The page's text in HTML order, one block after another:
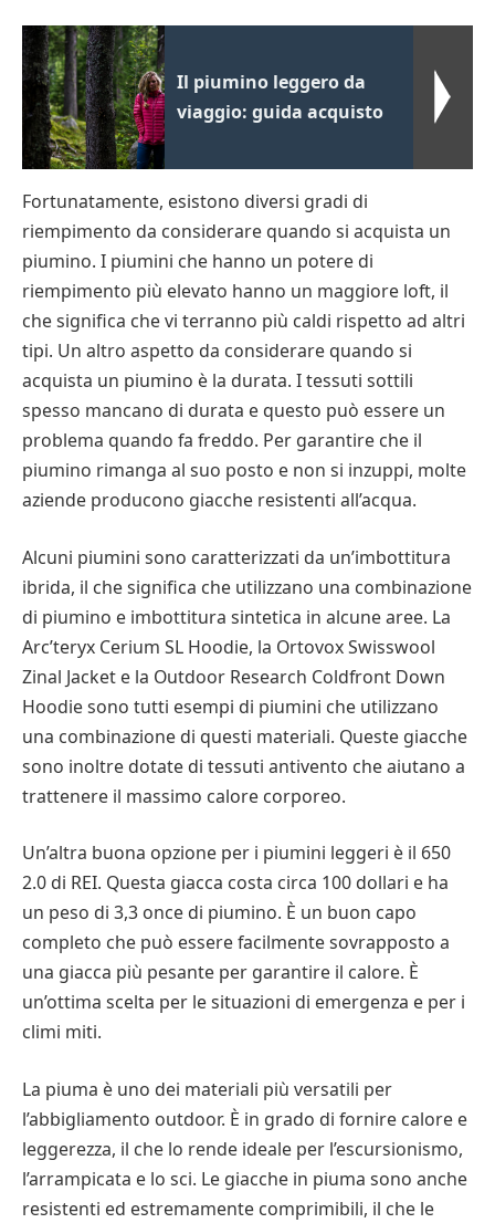
Il piumino leggero da
viaggio: guida acquisto
Fortunatamente, esistono diversi gradi di
riempimento da considerare quando si acquista un
piumino. I piumini che hanno un potere di
riempimento più elevato hanno un maggiore loft, il
che significa che vi terranno più caldi rispetto ad altri
tipi. Un altro aspetto da considerare quando si
acquista un piumino è la durata. I tessuti sottili
spesso mancano di durata e questo può essere un
problema quando fa freddo. Per garantire che il
piumino rimanga al suo posto e non si inzuppi, molte
aziende producono giacche resistenti all’acqua.
Alcuni piumini sono caratterizzati da un’imbottitura
ibrida, il che significa che utilizzano una combinazione
di piumino e imbottitura sintetica in alcune aree. La
Arc’teryx Cerium SL Hoodie, la Ortovox Swisswool
Zinal Jacket e la Outdoor Research Coldfront Down
Hoodie sono tutti esempi di piumini che utilizzano
una combinazione di questi materiali. Queste giacche
sono inoltre dotate di tessuti antivento che aiutano a
trattenere il massimo calore corporeo.
Un’altra buona opzione per i piumini leggeri è il 650
2.0 di REI. Questa giacca costa circa 100 dollari e ha
un peso di 3,3 once di piumino. È un buon capo
completo che può essere facilmente sovrapposto a
una giacca più pesante per garantire il calore. È
un’ottima scelta per le situazioni di emergenza e per i
climi miti.
La piuma è uno dei materiali più versatili per
l’abbigliamento outdoor. È in grado di fornire calore e
leggerezza, il che lo rende ideale per l’escursionismo,
l’arrampicata e lo sci. Le giacche in piuma sono anche
resistenti ed estremamente comprimibili, il che le